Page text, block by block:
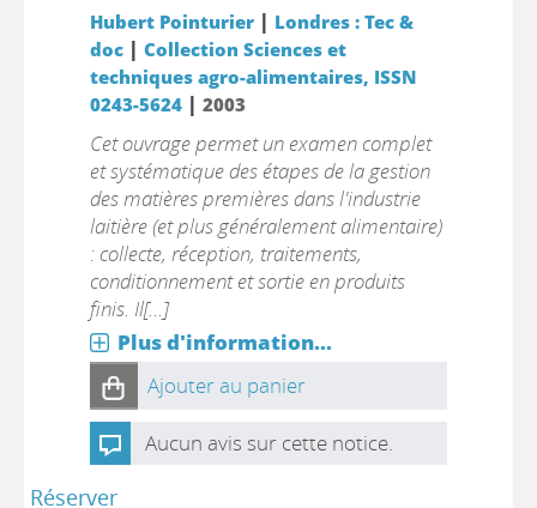
Hubert Pointurier | Londres : Tec &
doc| Collection Sciences et
techniques agro-alimentaires, ISSN
0243-5624| 2003
Cet ouvrage permet un examen complet
et systématique des étapes de la gestion
des matières premières dans l'industrie
laitière (et plus généralement alimentaire)
: collecte, réception, traitements,
conditionnement et sortie en produits
finis. Il[...]
Plus d'information...
Ajouter au panier
Aucun avis sur cette notice.
Réserver